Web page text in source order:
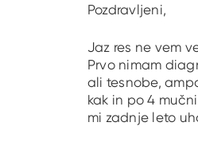
Pozdravljeni,
Jaz res ne vem
Prvo nimam
ali tesnobe,
kak in po 4
mi zadnje leto